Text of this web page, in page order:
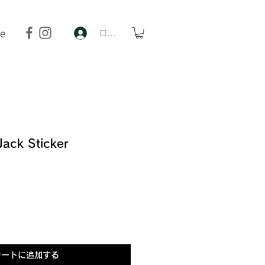
ログイン
Sticker
ートに追加する